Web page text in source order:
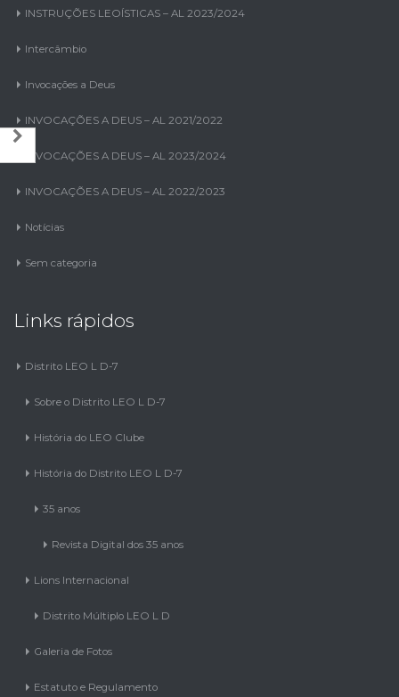
INSTRUÇÕES LEOÍSTICAS – AL 2023/2024
Intercâmbio
Invocações a Deus
INVOCAÇÕES A DEUS – AL 2021/2022
INVOCAÇÕES A DEUS – AL 2023/2024
INVOCAÇÕES A DEUS – AL 2022/2023
Notícias
Sem categoria
Links rápidos
Distrito LEO L D-7
Sobre o Distrito LEO L D-7
História do LEO Clube
História do Distrito LEO L D-7
35 anos
Revista Digital dos 35 anos
Lions Internacional
Distrito Múltiplo LEO L D
Galeria de Fotos
Estatuto e Regulamento